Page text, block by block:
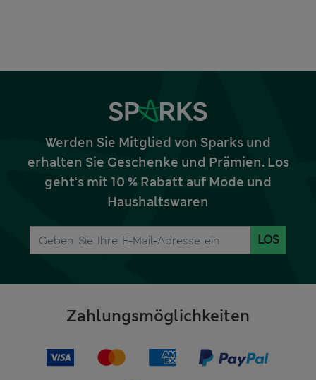
Werden Sie Mitglied von Sparks und
erhalten Sie Geschenke und Prämien. Los
geht‘s mit 10 % Rabatt auf Mode und
Haushaltswaren
LOS
Zahlungsmöglichkeiten